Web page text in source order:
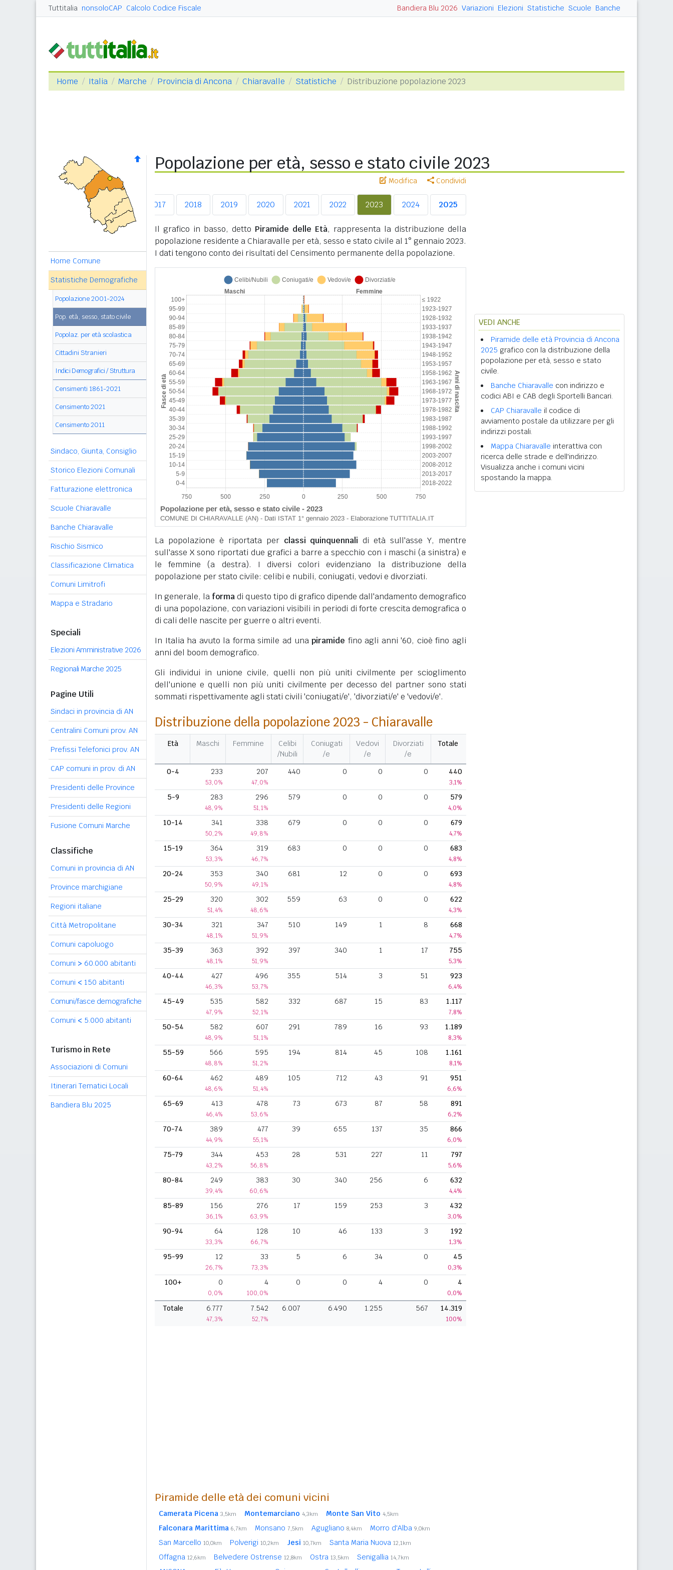
Tuttitalia nonsoloCAP Calcolo Codice Fiscale Bandiera Blu 2026 Variazioni Elezioni Statistiche Scuole Banche
Home Italia Marche Provincia di Ancona Chiaravalle Statistiche Distribuzione popolazione 2023
Home Comune
Statistiche Demografiche
Popolazione 2001-2024
Pop. età, sesso, stato civile
Popolaz. per età scolastica
Cittadini Stranieri
Indici Demografici / Struttura
Censimenti 1861-2021
Censimento 2021
Censimento 2011
Sindaco, Giunta, Consiglio
Storico Elezioni Comunali
Fatturazione elettronica
Scuole Chiaravalle
Banche Chiaravalle
Rischio Sismico
Classificazione Climatica
Comuni Limitrofi
Mappa e Stradario
Speciali
Elezioni Amministrative 2026
Regionali Marche 2025
Pagine Utili
Sindaci in provincia di AN
Centralini Comuni prov. AN
Prefissi Telefonici prov. AN
CAP comuni in prov. di AN
Presidenti delle Province
Presidenti delle Regioni
Fusione Comuni Marche
Classifiche
Comuni in provincia di AN
Province marchigiane
Regioni italiane
Città Metropolitane
Comuni capoluogo
Comuni > 60.000 abitanti
Comuni < 150 abitanti
Comuni/fasce demografiche
Comuni < 5.000 abitanti
Turismo in Rete
Associazioni di Comuni
Itinerari Tematici Locali
Bandiera Blu 2025
Popolazione per età, sesso e stato civile 2023
Modifica Condividi
2015 2016 2017 2018 2019 2020 2021 2022 2023 2024 2025
Il grafico in basso, detto Piramide delle Età, rappresenta la distribuzione della
popolazione residente a Chiaravalle per età, sesso e stato civile al 1° gennaio 2023.
I dati tengono conto dei risultati del Censimento permanente della popolazione.
La popolazione è riportata per classi quinquennali di età sull'asse Y, mentre
sull'asse X sono riportati due grafici a barre a specchio con i maschi (a sinistra) e
le femmine (a destra). I diversi colori evidenziano la distribuzione della
popolazione per stato civile: celibi e nubili, coniugati, vedovi e divorziati.
In generale, la formadi questo tipo di grafico dipende dall'andamento demografico
di una popolazione, con variazioni visibili in periodi di forte crescita demografica o
di cali delle nascite per guerre o altri eventi.
In Italia ha avuto la forma simile ad unapiramide fino agli anni '60, cioè fino agli
anni del boom demografico.
Gli individui in unione civile, quelli non più uniti civilmente per scioglimento
dell'unione e quelli non più uniti civilmente per decesso del partner sono stati
sommati rispettivamente agli stati civili 'coniugati/e', 'divorziati/e' e 'vedovi/e'.
Distribuzione della popolazione 2023 - Chiaravalle
Età Maschi Femmine
Celibi
/Nubili
Coniugati
/e
Vedovi
/e
Divorziati
/e
Totale
0-4 233
53,0%
207
47,0%
440 0 0 0 440
3,1%
5-9 283
48,9%
296
51,1%
579 0 0 0 579
4,0%
10-14 341
50,2%
338
49,8%
679 0 0 0 679
4,7%
15-19 364
53,3%
319
46,7%
683 0 0 0 683
4,8%
20-24 353
50,9%
340
49,1%
681 12 0 0 693
4,8%
25-29 320
51,4%
302
48,6%
559 63 0 0 622
4,3%
30-34 321
48,1%
347
51,9%
510 149 1 8 668
4,7%
35-39 363
48,1%
392
51,9%
397 340 1 17 755
5,3%
40-44 427
46,3%
496
53,7%
355 514 3 51 923
6,4%
45-49 535
47,9%
582
52,1%
332 687 15 83 1.117
7,8%
50-54 582
48,9%
607
51,1%
291 789 16 93 1.189
8,3%
55-59 566
48,8%
595
51,2%
194 814 45 108 1.161
8,1%
60-64 462
48,6%
489
51,4%
105 712 43 91 951
6,6%
65-69 413
46,4%
478
53,6%
73 673 87 58 891
6,2%
70-74 389
44,9%
477
55,1%
39 655 137 35 866
6,0%
75-79 344
43,2%
453
56,8%
28 531 227 11 797
5,6%
80-84 249
39,4%
383
60,6%
30 340 256 6 632
4,4%
85-89 156
36,1%
276
63,9%
17 159 253 3 432
3,0%
90-94 64
33,3%
128
66,7%
10 46 133 3 192
1,3%
95-99 12
26,7%
33
73,3%
5 6 34 0 45
0,3%
100+ 0
0,0%
4
100,0%
0 0 4 0 4
0,0%
Totale 6.777
47,3%
7.542
52,7%
6.007 6.490 1.255 567 14.319
100%
Piramide delle età dei comuni vicini
Camerata Picena 3,5km Montemarciano 4,3km Monte San Vito 4,5km
Falconara Marittima 6,7km Monsano 7,5km Agugliano 8,4km Morro d'Alba 9,0km
San Marcello 10,0km Polverigi 10,2km Jesi 10,7km Santa Maria Nuova 12,1km
Offagna 12,6km Belvedere Ostrense 12,8km Ostra 13,5km Senigallia 14,7km
VEDI ANCHE
Piramide delle età Provincia di Ancona
2025 grafico con la distribuzione della
popolazione per età, sesso e stato
civile.
Banche Chiaravalle con indirizzo e
codici ABI e CAB degli Sportelli Bancari.
CAP Chiaravalle il codice di
avviamento postale da utilizzare per gli
indirizzi postali.
Mappa Chiaravalle interattiva con
ricerca delle strade e dell'indirizzo.
Visualizza anche i comuni vicini
spostando la mappa.